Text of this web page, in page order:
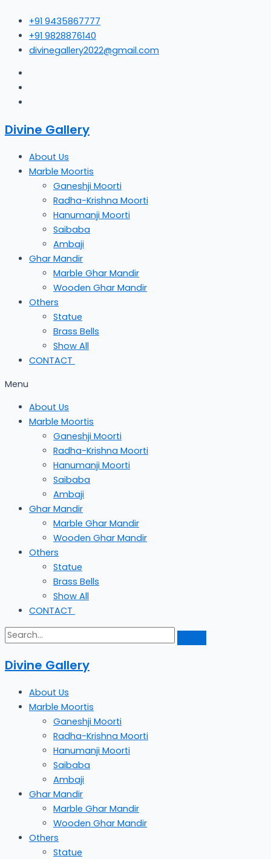
content
+91 9435867777
+91 9828876140
divinegallery2022@gmail.com
Divine Gallery
About Us
Marble Moortis
Ganeshji Moorti
Radha-Krishna Moorti
Hanumanji Moorti
Saibaba
Ambaji
Ghar Mandir
Marble Ghar Mandir
Wooden Ghar Mandir
Others
Statue
Brass Bells
Show All
CONTACT
Menu
About Us
Marble Moortis
Ganeshji Moorti
Radha-Krishna Moorti
Hanumanji Moorti
Saibaba
Ambaji
Ghar Mandir
Marble Ghar Mandir
Wooden Ghar Mandir
Others
Statue
Brass Bells
Show All
CONTACT
Divine Gallery
About Us
Marble Moortis
Ganeshji Moorti
Radha-Krishna Moorti
Hanumanji Moorti
Saibaba
Ambaji
Ghar Mandir
Marble Ghar Mandir
Wooden Ghar Mandir
Others
Statue
акциях
каких
футбольных